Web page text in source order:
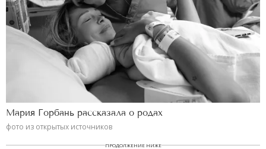
Мария Горбань рассказала о родах
фото из открытых источников
ПРОДОЛЖЕНИЕ НИЖЕ